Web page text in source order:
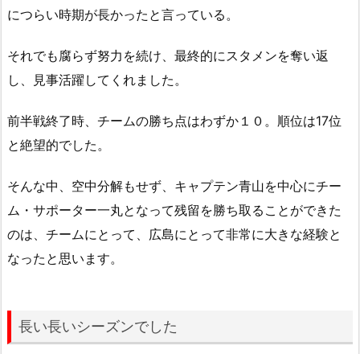
につらい時期が長かったと言っている。
それでも腐らず努力を続け、最終的にスタメンを奪い返
し、見事活躍してくれました。
前半戦終了時、チームの勝ち点はわずか１０。順位は17位
と絶望的でした。
そんな中、空中分解もせず、キャプテン青山を中心にチー
ム・サポーター一丸となって残留を勝ち取ることができた
のは、チームにとって、広島にとって非常に大きな経験と
なったと思います。
長い長いシーズンでした